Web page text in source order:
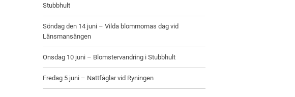
Stubbhult
Söndag den 14 juni – Vilda blommornas dag vid
Länsmansängen
Onsdag 10 juni – Blomstervandring i Stubbhult
Fredag 5 juni – Nattfåglar vid Ryningen